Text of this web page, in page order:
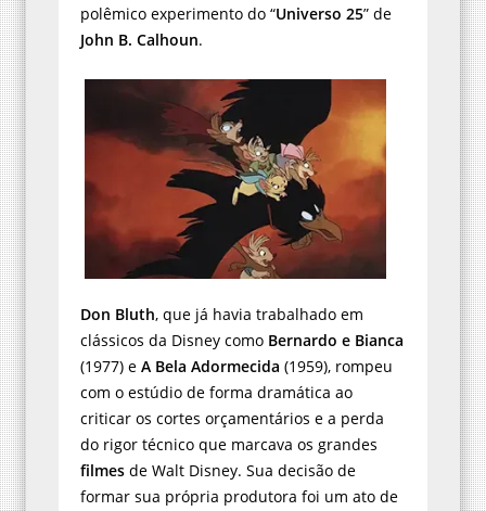
polêmico experimento do “Universo 25” de
John B. Calhoun.
Don Bluth, que já havia trabalhado em
clássicos da Disney como Bernardo e Bianca
(1977) e A Bela Adormecida (1959), rompeu
com o estúdio de forma dramática ao
criticar os cortes orçamentários e a perda
do rigor técnico que marcava os grandes
filmes de Walt Disney. Sua decisão de
formar sua própria produtora foi um ato de